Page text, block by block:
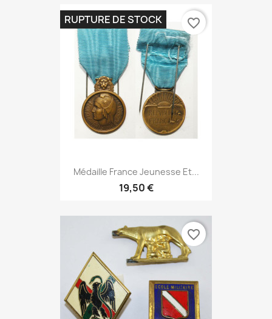
Médaille France Jeunesse Et...
19,50 €
RUPTURE DE STOCK favorite_border
favorite_border